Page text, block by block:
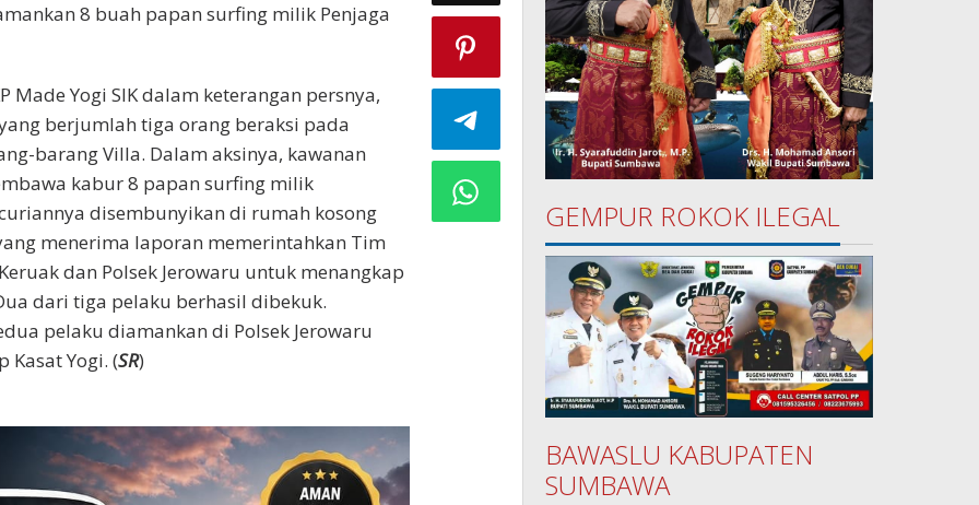
8 buah papan surfing milik Penjaga
Made Yogi SIK dalam keterangan persnya,
berjumlah tiga orang beraksi pada
barang Villa. Dalam aksinya, kawanan
kabur 8 papan surfing milik
disembunyikan di rumah kosong
menerima laporan memerintahkan Tim
dan Polsek Jerowaru untuk menangkap
dari tiga pelaku berhasil dibekuk.
pelaku diamankan di Polsek Jerowaru
Kasat Yogi. (SR)
GEMPUR ROKOK ILEGAL
BAWASLU KABUPATEN
SUMBAWA